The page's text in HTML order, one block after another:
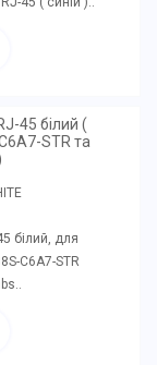
45 білий (
STR та
білий, для
C6A7-STR